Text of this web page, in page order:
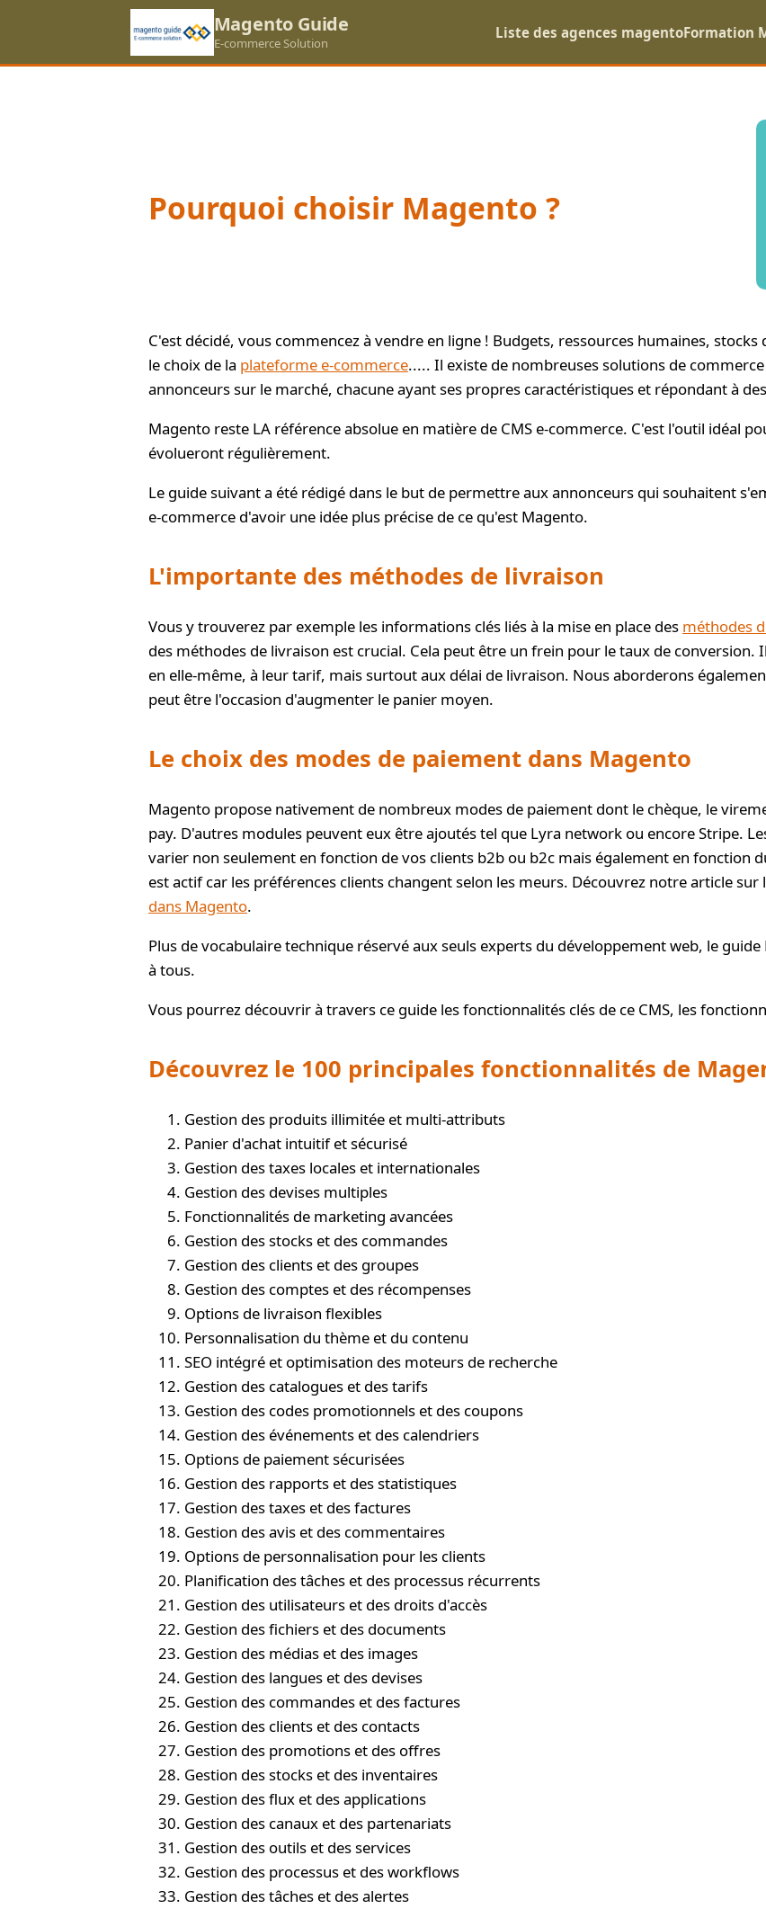
Magento Guide
E-commerce Solution
Liste des agences magentoFormation
Pourquoi choisir Magento ?
C'est décidé, vous commencez à vendre en ligne ! Budgets, ressources humaines,
le choix de la plateforme e-commerce..... Il existe de nombreuses solutions de
annonceurs sur le marché, chacune ayant ses propres caractéristiques et répondant à
Magento reste LA référence absolue en matière de CMS e-commerce. C'est l'outil idéal
évolueront régulièrement.
Le guide suivant a été rédigé dans le but de permettre aux annonceurs qui souhaitent
e-commerce d'avoir une idée plus précise de ce qu'est Magento.
L'importante des méthodes de livraison
Vous y trouverez par exemple les informations clés liés à la mise en place des méthodes
des méthodes de livraison est crucial. Cela peut être un frein pour le taux de
en elle-même, à leur tarif, mais surtout aux délai de livraison. Nous aborderons
peut être l'occasion d'augmenter le panier moyen.
Le choix des modes de paiement dans Magento
Magento propose nativement de nombreux modes de paiement dont le chèque, le
pay. D'autres modules peuvent eux être ajoutés tel que Lyra network ou encore Stripe.
varier non seulement en fonction de vos clients b2b ou b2c mais également en fonction
est actif car les préférences clients changent selon les meurs. Découvrez notre article sur
dans Magento.
Plus de vocabulaire technique réservé aux seuls experts du développement web, le
à tous.
Vous pourrez découvrir à travers ce guide les fonctionnalités clés de ce CMS, les
Découvrez le 100 principales fonctionnalités de
Gestion des produits illimitée et multi-attributs
Panier d'achat intuitif et sécurisé
Gestion des taxes locales et internationales
Gestion des devises multiples
Fonctionnalités de marketing avancées
Gestion des stocks et des commandes
Gestion des clients et des groupes
Gestion des comptes et des récompenses
Options de livraison flexibles
Personnalisation du thème et du contenu
SEO intégré et optimisation des moteurs de recherche
Gestion des catalogues et des tarifs
Gestion des codes promotionnels et des coupons
Gestion des événements et des calendriers
Options de paiement sécurisées
Gestion des rapports et des statistiques
Gestion des taxes et des factures
Gestion des avis et des commentaires
Options de personnalisation pour les clients
Planification des tâches et des processus récurrents
Gestion des utilisateurs et des droits d'accès
Gestion des fichiers et des documents
Gestion des médias et des images
Gestion des langues et des devises
Gestion des commandes et des factures
Gestion des clients et des contacts
Gestion des promotions et des offres
Gestion des stocks et des inventaires
Gestion des flux et des applications
Gestion des canaux et des partenariats
Gestion des outils et des services
Gestion des processus et des workflows
Gestion des tâches et des alertes